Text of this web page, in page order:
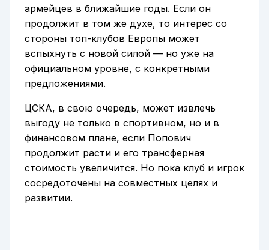
армейцев в ближайшие годы. Если он
продолжит в том же духе, то интерес со
стороны топ-клубов Европы может
вспыхнуть с новой силой — но уже на
официальном уровне, с конкретными
предложениями.
ЦСКА, в свою очередь, может извлечь
выгоду не только в спортивном, но и в
финансовом плане, если Попович
продолжит расти и его трансферная
стоимость увеличится. Но пока клуб и игрок
сосредоточены на совместных целях и
развитии.